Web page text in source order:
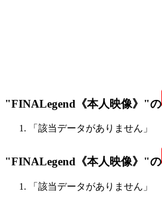
"FINALegend《本人映像》"の
「該当データがありません」
"FINALegend《本人映像》"の
「該当データがありません」